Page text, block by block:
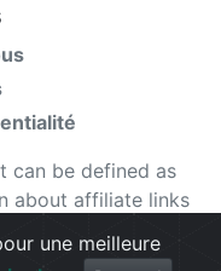
can be defined as
about affiliate links
une meilleure